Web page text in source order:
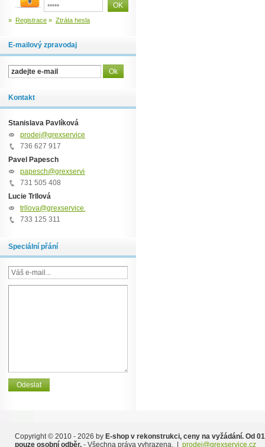
» Registrace » Ztráta hesla
E-mailový zpravodaj
Kontakt
Stanislava Pavlíková
prodej@grexservice.cz
736 627 917
Pavel Papesch
papesch@grexservice.cz
731 505 408
Lucie Trllová
trllova@grexservice.cz
733 125 311
Speciální přání
Copyright © 2010 - 2026 by E-shop v rekonstrukci, ceny na vyžádání. Od
pouze osobní odběr. - Všechna práva vyhrazena. | prodej@grexservice.cz